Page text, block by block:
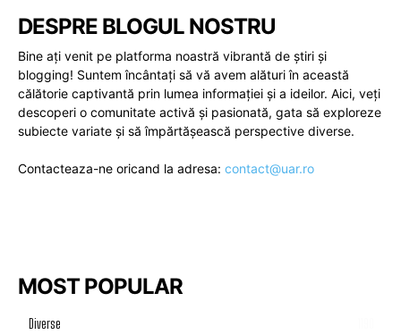
DESPRE BLOGUL NOSTRU
Bine ați venit pe platforma noastră vibrantă de știri și
blogging! Suntem încântați să vă avem alături în această
călătorie captivantă prin lumea informației și a ideilor. Aici, veți
descoperi o comunitate activă și pasionată, gata să exploreze
subiecte variate și să împărtășească perspective diverse.
Contacteaza-ne oricand la adresa: contact@uar.ro
MOST POPULAR
Diverse